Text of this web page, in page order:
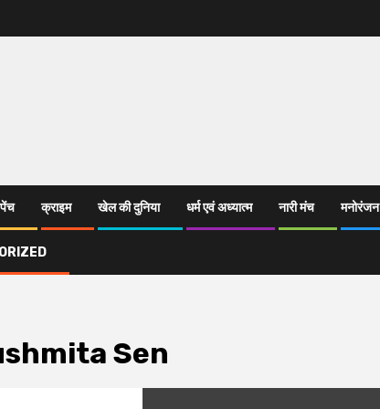
क्राइम खेल की दुनिया धर्म एवं अध्यात्म नारी मंच मनोरंजन
Sen